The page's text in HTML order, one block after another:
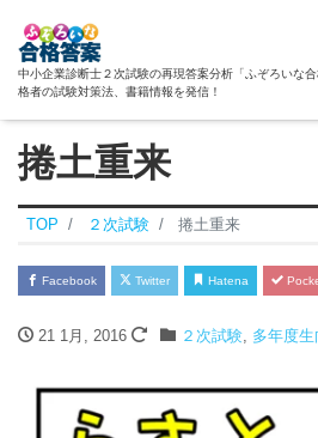
中小企業診断士２次試験の再現答案分析「ふぞろいな
格者の試験対策法、書籍情報を発信！
捲土重来
TOP ２次試験 捲土重来
Facebook Twitter Hatena
21 1月, 2016 ２次試験, 多年度生